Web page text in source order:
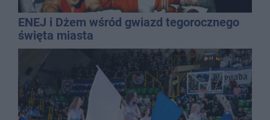
ENEJ i Dżem wśród gwiazd tegorocznego
święta miasta